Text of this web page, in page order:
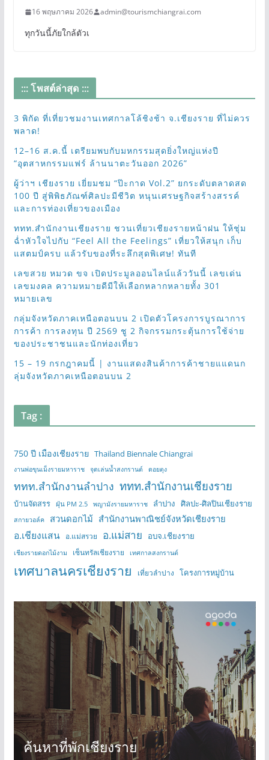
16 พฤษภาคม 2026 admin@tourismchiangrai.com
ทุกวันนี้ภัยใกล้ตัวเ
::: โพสต์ล่าสุด :::
3 พิกัด ที่เที่ยวชมงานเทศกาลโล้ชิงช้า จ.เชียงราย ที่ไม่ควร
พลาด!
12–16 ส.ค.นี้ เตรียมพบกับมหกรรมสุดยิ่งใหญ่แห่งปี
“อุตสาหกรรมแฟร์ ล้านนาตะวันออก 2026”
ผู้ว่าฯ เชียงราย เยี่ยมชม “ป๊ะกาด Vol.2” ยกระดับตลาดสด
100 ปี สู่พิพิธภัณฑ์ศิลปะมีชีวิต หนุนเศรษฐกิจสร้างสรรค์
และการท่องเที่ยวของเมือง
ททท.สำนักงานเชียงราย ชวนเที่ยวเชียงรายหน้าฝน ให้ชุ่ม
ฉ่ำหัวใจไปกับ “Feel All the Feelings” เที่ยวให้สนุก เก็บ
แสตมป์ครบ แล้วรับของที่ระลึกสุดพิเศษ! ทันที
เลขสวย หมวด ขจ เปิดประมูลออนไลน์แล้ววันนี้ เลขเด่น
เลขมงคล ความหมายดีมีให้เลือกหลากหลายทั้ง 301
หมายเลข
กลุ่มจังหวัดภาคเหนือตอนบน 2 เปิดตัวโครงการบูรณาการ
การค้า การลงทุน ปี 2569 ชู 2 กิจกรรมกระตุ้นการใช้จ่าย
ของประชาชนและนักท่องเที่ยว
15 – 19 กรกฎาคมนี้ | งานแสดงสินค้าการค้าชายแแดนก
ลุ่มจังหวัดภาคเหนือตอนบน 2
Tag :
750 ปี เมืองเชียงราย Thailand Biennale Chiangrai
งานพ่อขุนเม็งรายมหาราช จุดเล่นน้ำสงกรานต์ ดอยตุง
ททท.สำนักงานลำปาง ททท.สำนักงานเชียงราย
บ้านจัดสรร ฝุ่น PM 2.5 พญามังรายมหาราช ลำปาง ศิลปะ-ศิลปินเชียงราย
สกายวอล์ค สวนดอกไม้ สำนักงานพาณิชย์จังหวัดเชียงราย
อ.เชียงแสน อ.แม่สรวย อ.แม่สาย อบจ.เชียงราย
เชียงรายดอกไม้งาม เซ็นทรัลเชียงราย เทศกาลสงกรานต์
เทศบาลนครเชียงราย เที่ยวลำปาง โครงการหมู่บ้าน